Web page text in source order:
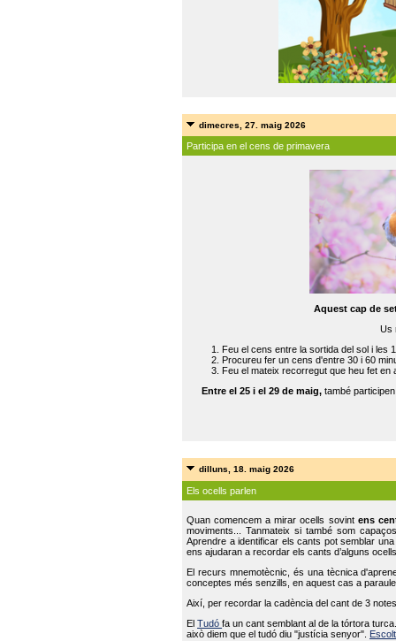
dimecres, 27. maig 2026
Participa en el cens de primavera
Aquest cap de
Us
Feu el cens entre la sortida del sol i les
Procureu fer un cens d'entre 30 i 60
Feu el mateix recorregut que heu fet en
Entre el 25 i el 29 de maig, també
dilluns, 18. maig 2026
Els ocells parlen
Quan comencem a mirar ocells sovint ens
moviments... Tanmateix si també som
Aprendre a identificar els cants pot semblar
ens ajudaran a recordar els cants d’alguns
El recurs mnemotècnic, és una tècnica
conceptes més senzills, en aquest cas a
Així, per recordar la cadència del cant de 3
ElTudófa un cant semblant al de la tórtora
això diem que el tudó diu "justícia senyor".